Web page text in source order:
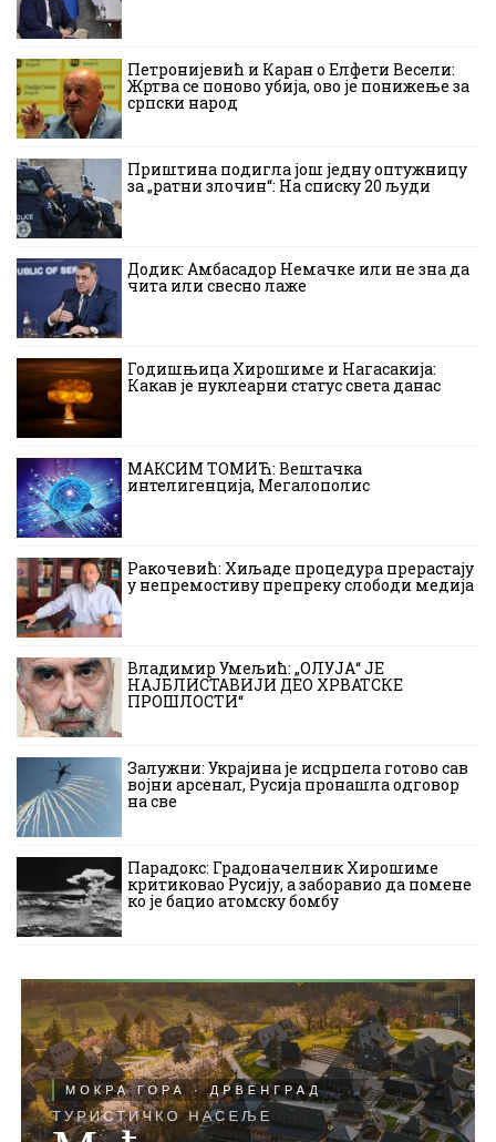
Петронијевић и Каран о Елфети Весели:
Жртва се поново убија, ово је понижење за
српски народ
Приштина подигла још једну оптужницу
за „ратни злочин“: На списку 20 људи
Додик: Амбасадор Немачке или не зна да
чита или свесно лаже
Годишњица Хирошиме и Нагасакија:
Какав је нуклеарни статус света данас
МАКСИМ ТОМИЋ: Вештачка
интелигенција, Мегалополис
Ракочевић: Хиљаде процедура прерастају
у непремостиву препреку слободи медија
Владимир Умељић: „ОЛУЈА“ ЈЕ
НАЈБЛИСТАВИЈИ ДЕО ХРВАТСКЕ
ПРОШЛОСТИ“
Залужни: Украјина је исцрпела готово сав
војни арсенал, Русија пронашла одговор
на све
Парадокс: Градоначелник Хирошиме
критиковао Русију, а заборавио да помене
ко је бацио атомску бомбу